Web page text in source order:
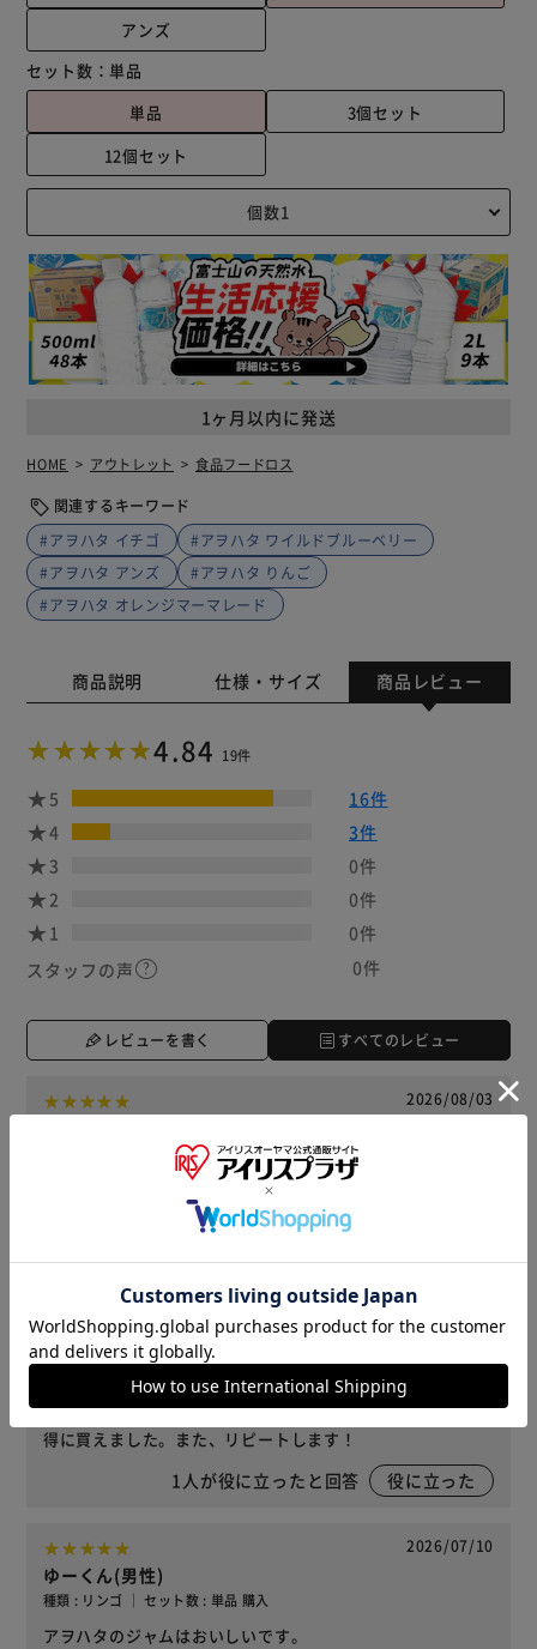
アンズ
セット数： 単品
単品
3個セット
12個セット
1ヶ月以内に発送
HOME アウトレット 食品フードロス
関連するキーワード
#アヲハタ イチゴ
#アヲハタ ワイルドブルーベリー
#アヲハタ アンズ
#アヲハタ りんご
#アヲハタ オレンジマーマレード
商品説明 仕様・サイズ 商品レビュー
4.84 19件
5
16件
4
3件
3
0件
2
0件
1
0件
スタッフの声
0件
レビューを書く すべてのレビュー
2026/08/03
種類 : リンゴ ｜ セット数 : 単品 購入
朝食用に購入しました♪優しい味わいがお気に入りです
役に立った
2026/07/27
のんちゃん(男性)
種類 : リンゴ ｜ セット数 : 単品 購入
りんごの果肉が入っていてとても美味しいです。セールでお
得に買えました。また、リピートします！
1 人が役に立ったと回答 役に立った
2026/07/10
ゆーくん(男性)
種類 : リンゴ ｜ セット数 : 単品 購入
アヲハタのジャムはおいしいです。